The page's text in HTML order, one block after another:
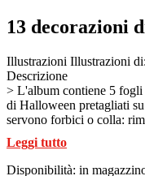
13 decorazioni
Illustrazioni Illustrazioni di:
Descrizione
> L'album contiene 5 fogli (15x20cm) dai quali staccare 13 addobbi
di Halloween pretagliati
servono forbici o colla:
superficie adesiva da
inclusa).
I soggetti rappresentati sono: I fantasmi - I gatti - I pipistrelli -
Leggi tutto
Disponibilità: in